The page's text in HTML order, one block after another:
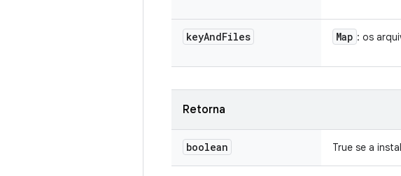
keyAndFiles Map : os
Retorna
boolean True se a